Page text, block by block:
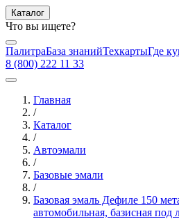
Каталог
Что вы ищете?
ПалитраБаза знанийТехкартыГде
8 (800) 222 11 33
Главная
/
Каталог
/
Автоэмали
/
Базовые эмали
/
Базовая эмаль Дефиле 150
автомобильная, базисная